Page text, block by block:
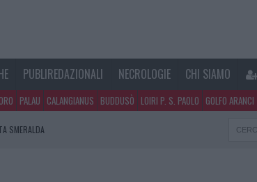
PUBLIREDAZIONALI NECROLOGIE CHI SIAMO
PALAU CALANGIANUS BUDDUSÒ LOIRI P. S. PAOLO GOLFO ARANCI
SMERALDA
2026